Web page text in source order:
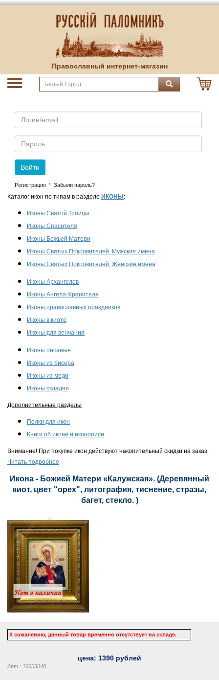
Православный интернет-магазин
Email
Пароль
Войти
Регистрация · Забыли пароль?
Каталог икон по типам в разделе ИКОНЫ :
Иконы Святой Троицы
Иконы Спасителя
Иконы Божьей Матери
Иконы Святых Покровителей. Мужские имена
Иконы Святых Покровителей. Женские имена
Иконы Архангелов
Иконы Ангела-Хранителя
Иконы православных праздников
Иконы в киоте
Иконы для венчания
Иконы писаные
Иконы из бисера
Иконы из меди
Иконы складни
Дополнительные разделы
Полки для икон
Книги об иконе и иконописи
Внимание! При покупке икон действуют накопительный скидки на заказ.
Читать подробнее
Икона - Божией Матери «Калужская». (Деревянный
киот, цвет "орех", литография, тиснение, стразы,
багет, стекло. )
К сожалению, данный товар временно отсутствует на складе.
цена: 1390 рублей
Арт.: 10003048